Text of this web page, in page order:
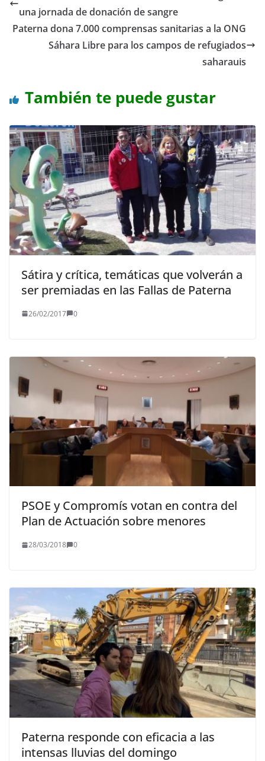
una jornada de donación de sangre
Paterna dona 7.000 comprensas sanitarias a la ONG
Sáhara Libre para los campos de refugiados
saharauis
También te puede gustar
Sátira y crítica, temáticas que volverán a
ser premiadas en las Fallas de Paterna
26/02/2017 0
PSOE y Compromís votan en contra del
Plan de Actuación sobre menores
28/03/2018 0
Paterna responde con eficacia a las
intensas lluvias del domingo